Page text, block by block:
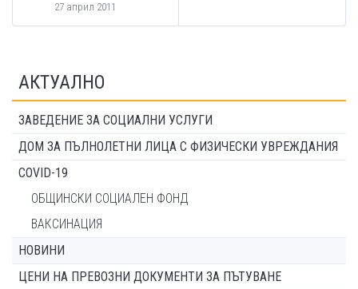
27 април 2011
АКТУАЛНО
ЗАВЕДЕНИЕ ЗА СОЦИАЛНИ УСЛУГИ
ДОМ ЗА ПЪЛНОЛЕТНИ ЛИЦА С ФИЗИЧЕСКИ УВРЕЖДАНИЯ
COVID-19
ОБЩИНСКИ СОЦИАЛЕН ФОНД
ВАКСИНАЦИЯ
НОВИНИ
ЦЕНИ НА ПРЕВОЗНИ ДОКУМЕНТИ ЗА ПЪТУВАНЕ